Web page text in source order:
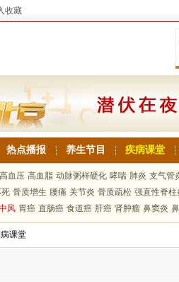
收藏
热点播报 养生节目 疾病课堂
高血压 高血脂 动脉粥样硬化 哮喘 肺炎 支气管
死 骨质增生 腰痛 关节炎 骨质疏松 强直性脊柱
风 胃癌 直肠癌 食道癌 肝癌 肾肿瘤 鼻窦炎
课堂